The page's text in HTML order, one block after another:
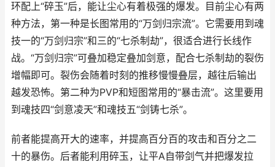
环配上“碎玉”后，能让尘心有着极强的爆发。目前尘心有两
种方法，第一种是长图常用的“万剑归宗流”。它需要用到魂
技一的“万剑归宗”和三的“七杀制劫”，很适合进行长线作
战。“万剑归宗”可叠加稳定叠加剑意，配合七杀制劫的裂伤
增幅即可。裂伤会随着时刻的推移慢慢叠层，越往后输出
越发恐怖。第二种为PVP和短图常用的“暴击流”。这里要用
到魂技四“剑意凌天”和魂技五“剑铸七杀”。
前者能提高开大的速率，并提高百分百的攻击和百分之二
十的暴伤。后者能利用碎玉，让平A自带剑气并把爆发拉